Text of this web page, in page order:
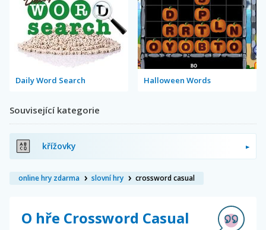
Daily Word Search Halloween Words
Související kategorie
křížovky
online hry zdarma slovní hry crossword casual
O hře Crossword Casual